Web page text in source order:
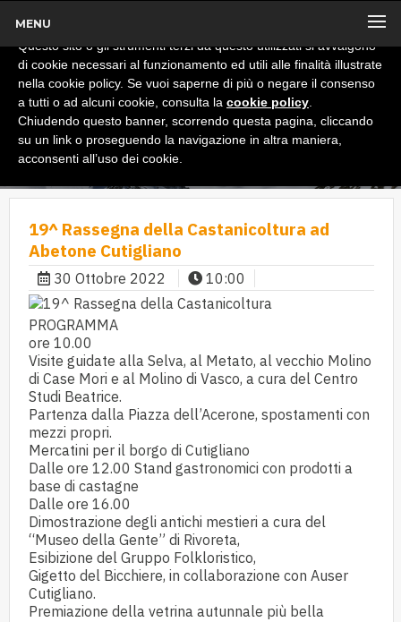
MENU
19^ Rassegna della Castanicoltura ad
Abetone Cutigliano
30 Ottobre 2022 10:00
PROGRAMMA
ore 10.00
Visite guidate alla Selva, al Metato, al vecchio Molino
di Case Mori e al Molino di Vasco, a cura del Centro
Studi Beatrice.
Partenza dalla Piazza dell’Acerone, spostamenti con
mezzi propri.
Mercatini per il borgo di Cutigliano
Dalle ore 12.00 Stand gastronomici con prodotti a
base di castagne
Dalle ore 16.00
Dimostrazione degli antichi mestieri a cura del
“Museo della Gente” di Rivoreta,
Esibizione del Gruppo Folkloristico,
Gigetto del Bicchiere, in collaborazione con Auser
Cutigliano.
Premiazione della vetrina autunnale più bella
x
Informativa
Questo sito o gli strumenti terzi da questo utilizzati si avvalgono
di cookie necessari al funzionamento ed utili alle finalità illustrate
nella cookie policy. Se vuoi saperne di più o negare il consenso
a tutti o ad alcuni cookie, consulta la cookie policy
Chiudendo questo banner, scorrendo questa pagina, cliccando
su un link o proseguendo la navigazione in altra maniera,
acconsenti all’uso dei cookie.